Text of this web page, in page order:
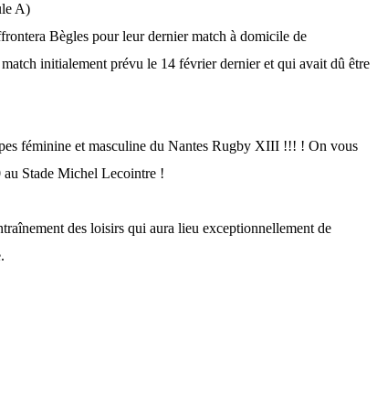
A)
Bègles pour leur dernier match à domicile de
initialement prévu le 14 février dernier et qui avait dû être
féminine et masculine du Nantes Rugby XIII !!! ! On vous
Stade Michel Lecointre !
des loisirs qui aura lieu exceptionnellement de